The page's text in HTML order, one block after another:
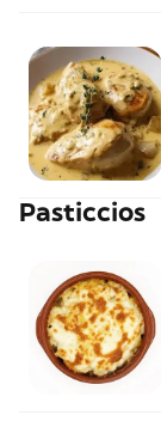
Pasticcios